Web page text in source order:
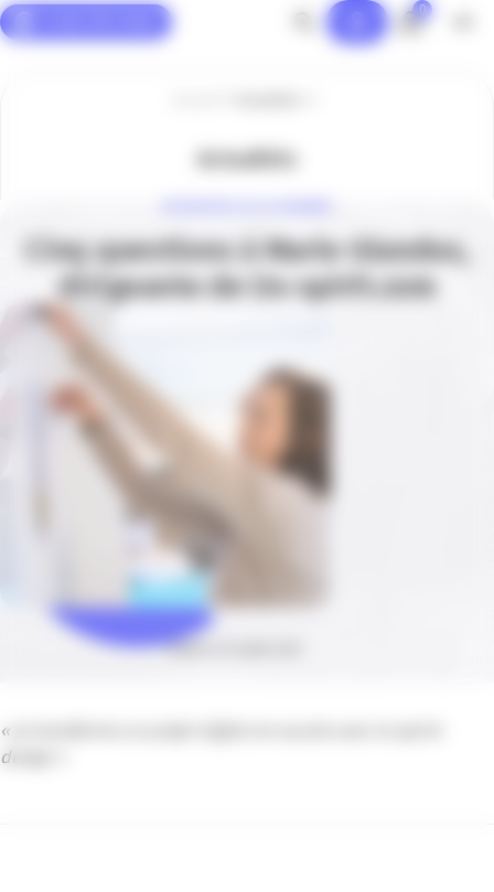
0
Actualités
Cinq questions à Marie Glandus,
dirigeante de Ux-spirit.com
Publié le 25 juillet 2023
« Je transforme un projet digital en succès avec le sprint
design »
Panneau de gestion des cookies